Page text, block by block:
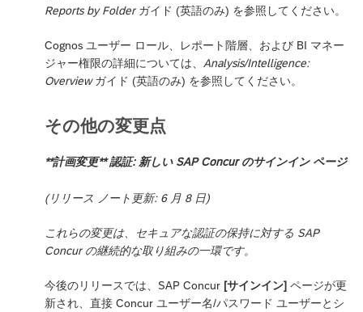
Reports by Folderガイド (英語のみ) を参照してください。
Cognos ユーザー ロール、レポート階層、および BI マネー
ジャー権限の詳細については、 Analysis/Intelligence:
Overviewガイド (英語のみ) を参照してください。
その他の変更点
**計画変更** 認証: 新しい SAP Concur のサインイン ページ
(リリース ノート更新: 6 月 8 日)
これらの変更は、セキュアな認証の保持に対する SAP
Concur の継続的な取り組みの一環です。
今後のリリースでは、SAP Concur [サインイン] ページが更
新され、直接 Concur ユーザー名/パスワード ユーザーとシ